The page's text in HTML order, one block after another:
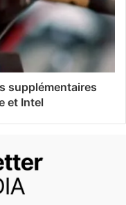
supplémentaires
et Intel